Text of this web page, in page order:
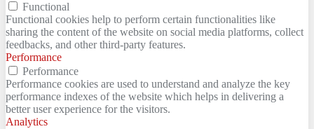
Functional
Functional cookies help to perform certain functionalities like
sharing the content of the website on social media platforms, collect
feedbacks, and other third-party features.
Performance
Performance
Performance cookies are used to understand and analyze the key
performance indexes of the website which helps in delivering a
better user experience for the visitors.
Analytics